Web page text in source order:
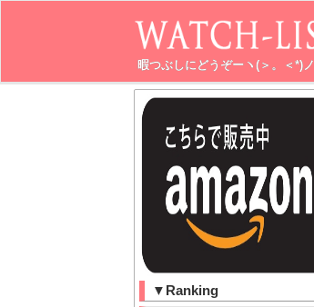
暇つぶしにどうぞーヽ(＞。＜*)ノ
▼Ranking